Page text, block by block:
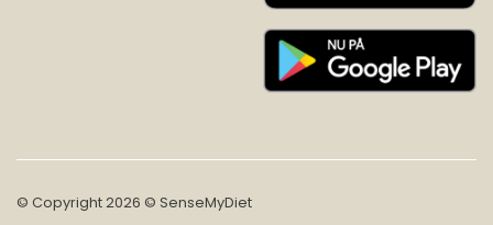
© Copyright 2026 © SenseMyDiet